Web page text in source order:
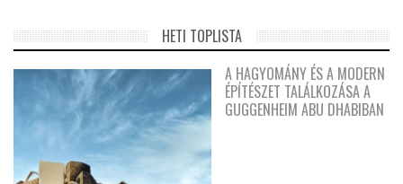
HETI TOPLISTA
A HAGYOMÁNY ÉS A MODERN
ÉPÍTÉSZET TALÁLKOZÁSA A
GUGGENHEIM ABU DHABIBAN